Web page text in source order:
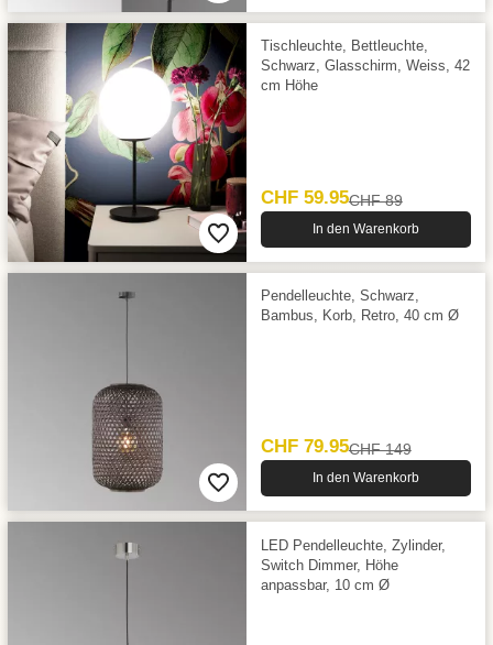
Tischleuchte, Bettleuchte,
Schwarz, Glasschirm, Weiss, 42
cm Höhe
CHF 59.95CHF 89
In den Warenkorb
Pendelleuchte, Schwarz,
Bambus, Korb, Retro, 40 cm Ø
CHF 79.95CHF 149
In den Warenkorb
LED Pendelleuchte, Zylinder,
Switch Dimmer, Höhe
anpassbar, 10 cm Ø